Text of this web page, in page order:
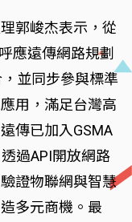
郭峻杰表示，從
應遠傳網路規劃
並同步參與標準
用，滿足台灣高
傳已加入GSMA
過API開放網路
證物聯網與智慧
多元商機。最